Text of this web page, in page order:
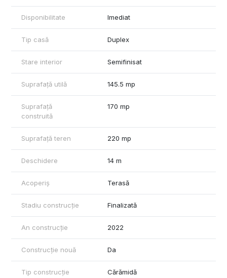
Disponibilitate Imediat
Tip casă Duplex
Stare interior Semifinisat
Suprafață utilă 145.5 mp
Suprafață
construită
170 mp
Suprafață teren 220 mp
Deschidere 14 m
Acoperiș Terasă
Stadiu construcție Finalizată
An construcție 2022
Construcție nouă Da
Tip construcție Cărămidă